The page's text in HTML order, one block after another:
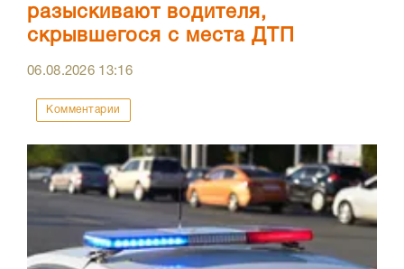
разыскивают водителя,
скрывшегося с места ДТП
06.08.2026 13:16
Комментарии